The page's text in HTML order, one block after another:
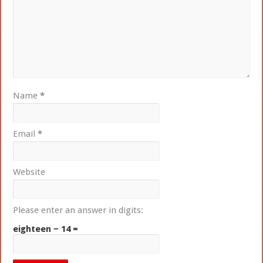
Name*
Email*
Website
Please enter an answer in digits:
eighteen − 14 =